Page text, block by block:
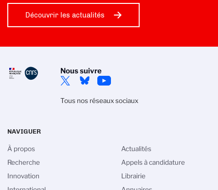
Découvrir les actualités
Nous suivre
Tous nos réseaux sociaux
NAVIGUER
À propos
Recherche
Innovation
Actualités
Appels à candidature
Librairie